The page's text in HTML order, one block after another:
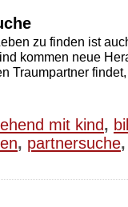
zu finden ist
kommen neue
Traumpartner
mit kind,
, partnersuche